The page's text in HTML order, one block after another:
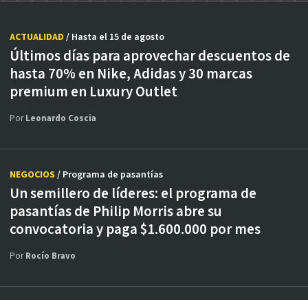
Últimos días para aprovechar descuentos de
hasta 70% en Nike, Adidas y 30 marcas
premium en Luxury Outlet
ACTUALIDAD / Hasta el 15 de agosto
PorLeonardo Coscia
Un semillero de líderes: el programa de
pasantías de Philip Morris abre su
convocatoria y paga $1.600.000 por mes
NEGOCIOS / Programa de pasantías
PorRocío Bravo